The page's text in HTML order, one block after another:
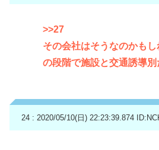
>>27
その会社はそうなのかも
の段階で施設と交通誘導
24 : 2020/05/10(日) 22:23:39.874